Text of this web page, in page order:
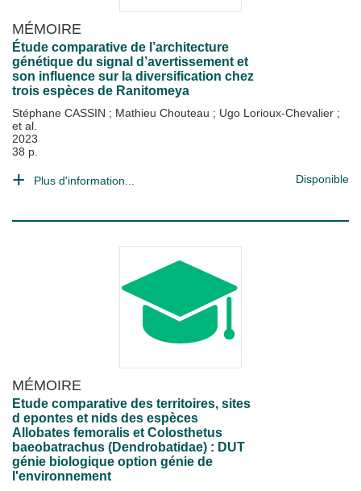
MÉMOIRE
Étude comparative de l’architecture
génétique du signal d’avertissement et
son influence sur la diversification chez
trois espèces de Ranitomeya
Stéphane CASSIN ; Mathieu Chouteau ; Ugo Lorioux-Chevalier ;
et al.
2023
38 p.
Plus d'information... Disponible
MÉMOIRE
Etude comparative des territoires, sites
d epontes et nids des espèces
Allobates femoralis et Colosthetus
baeobatrachus (Dendrobatidae) : DUT
génie biologique option génie de
l'environnement